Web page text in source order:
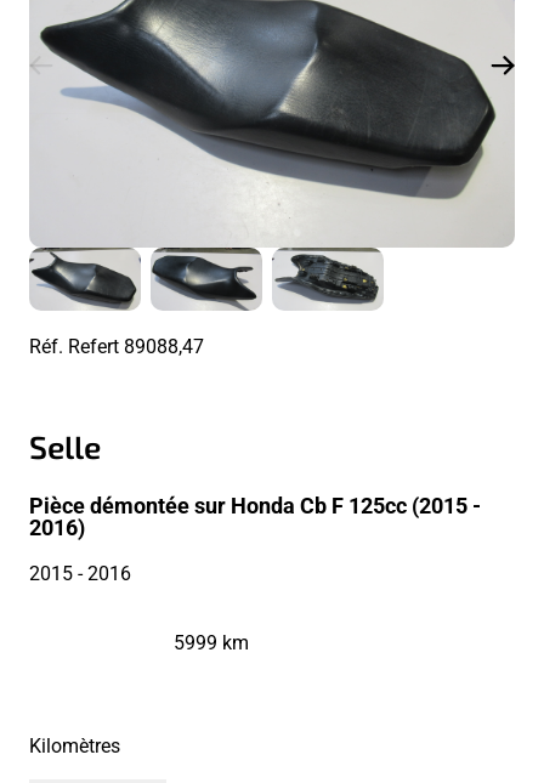
Réf. Refert 89088,47
Selle
Pièce démontée sur Honda Cb F 125cc (2015 -
2016)
2015- 2016
Kilomètres
5999 km